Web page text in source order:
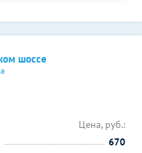
шоссе
Цена, руб.:
670